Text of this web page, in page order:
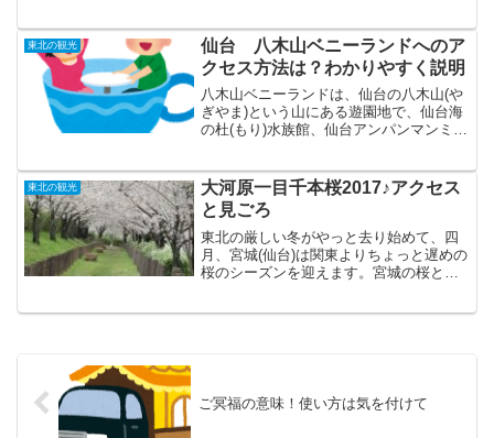
りますが、そのはしりとも言えるイベン
トで、期間中は宮城県...
東北の観光
仙台 八木山ベニーランドへのア
クセス方法は？わかりやすく説明
八木山ベニーランドは、仙台の八木山(や
ぎやま)という山にある遊園地で、仙台海
の杜(もり)水族館、仙台アンパンマンミュ
クションは、そんなに派手なのはないで
すが、幅広い年齢...
東北の観光
大河原一目千本桜2017♪アクセス
と見ごろ
東北の厳しい冬がやっと去り始めて、四
月、宮城(仙台)は関東よりちょっと遅めの
桜のシーズンを迎えます。宮城の桜とい
ご冥福の意味！使い方は気を付けて